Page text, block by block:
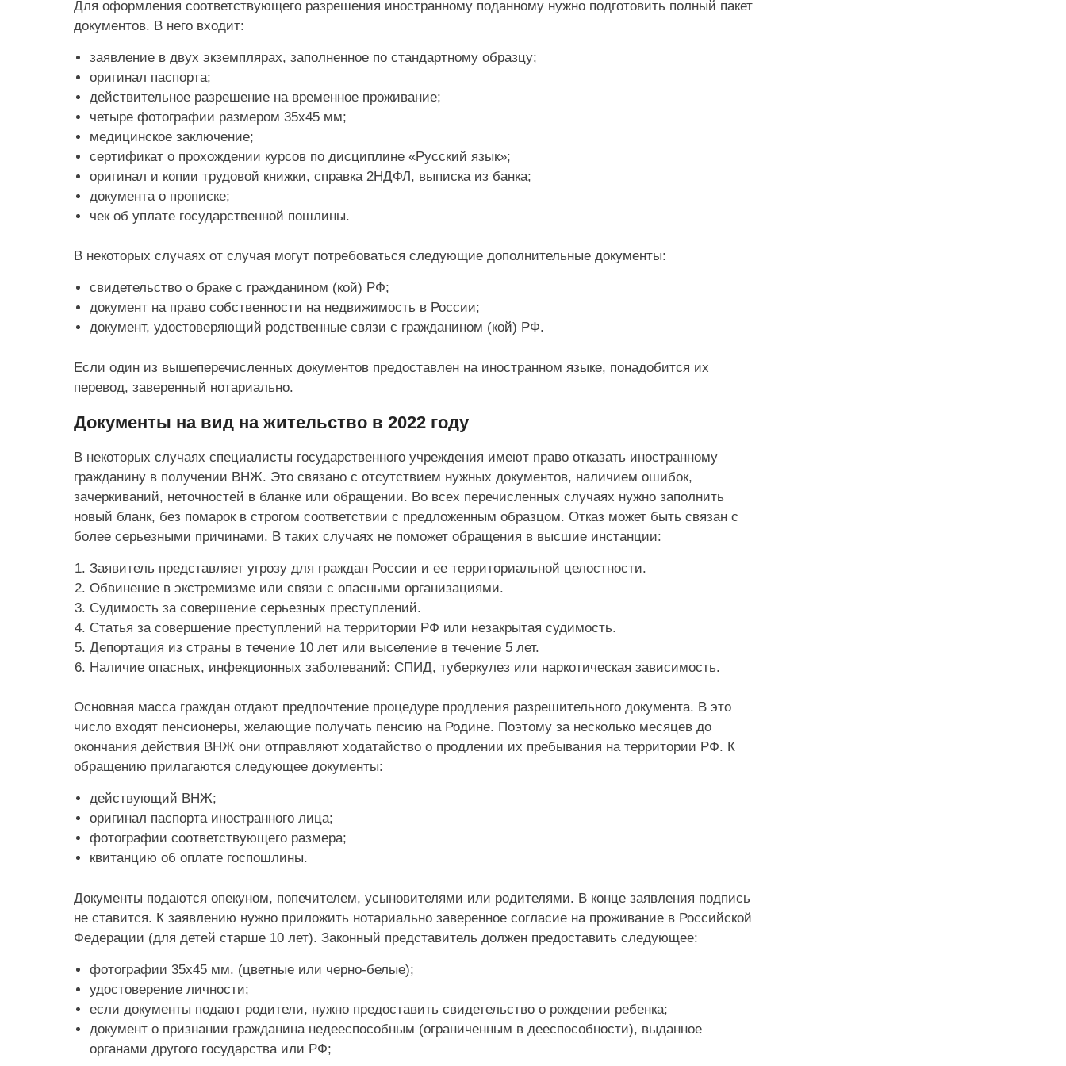
Для оформления соответствующего разрешения иностранному поданному нужно подготовить полный пакет
документов. В него входит:
заявление в двух экземплярах, заполненное по стандартному образцу;
оригинал паспорта;
действительное разрешение на временное проживание;
четыре фотографии размером 35х45 мм;
медицинское заключение;
сертификат о прохождении курсов по дисциплине «Русский язык»;
оригинал и копии трудовой книжки, справка 2НДФЛ, выписка из банка;
документа о прописке;
чек об уплате государственной пошлины.
В некоторых случаях от случая могут потребоваться следующие дополнительные документы:
свидетельство о браке с гражданином (кой) РФ;
документ на право собственности на недвижимость в России;
документ, удостоверяющий родственные связи с гражданином (кой) РФ.
Если один из вышеперечисленных документов предоставлен на иностранном языке, понадобится их
перевод, заверенный нотариально.
Документы на вид на жительство в 2022 году
В некоторых случаях специалисты государственного учреждения имеют право отказать иностранному
гражданину в получении ВНЖ. Это связано с отсутствием нужных документов, наличием ошибок,
зачеркиваний, неточностей в бланке или обращении. Во всех перечисленных случаях нужно заполнить
новый бланк, без помарок в строгом соответствии с предложенным образцом. Отказ может быть связан с
более серьезными причинами. В таких случаях не поможет обращения в высшие инстанции:
Заявитель представляет угрозу для граждан России и ее территориальной целостности.
Обвинение в экстремизме или связи с опасными организациями.
Судимость за совершение серьезных преступлений.
Статья за совершение преступлений на территории РФ или незакрытая судимость.
Депортация из страны в течение 10 лет или выселение в течение 5 лет.
Наличие опасных, инфекционных заболеваний: СПИД, туберкулез или наркотическая зависимость.
Основная масса граждан отдают предпочтение процедуре продления разрешительного документа. В это
число входят пенсионеры, желающие получать пенсию на Родине. Поэтому за несколько месяцев до
окончания действия ВНЖ они отправляют ходатайство о продлении их пребывания на территории РФ. К
обращению прилагаются следующее документы:
действующий ВНЖ;
оригинал паспорта иностранного лица;
фотографии соответствующего размера;
квитанцию об оплате госпошлины.
Документы подаются опекуном, попечителем, усыновителями или родителями. В конце заявления подпись
не ставится. К заявлению нужно приложить нотариально заверенное согласие на проживание в Российской
Федерации (для детей старше 10 лет). Законный представитель должен предоставить следующее:
фотографии 35х45 мм. (цветные или черно-белые);
удостоверение личности;
если документы подают родители, нужно предоставить свидетельство о рождении ребенка;
документ о признании гражданина недееспособным (ограниченным в дееспособности), выданное
органами другого государства или РФ;